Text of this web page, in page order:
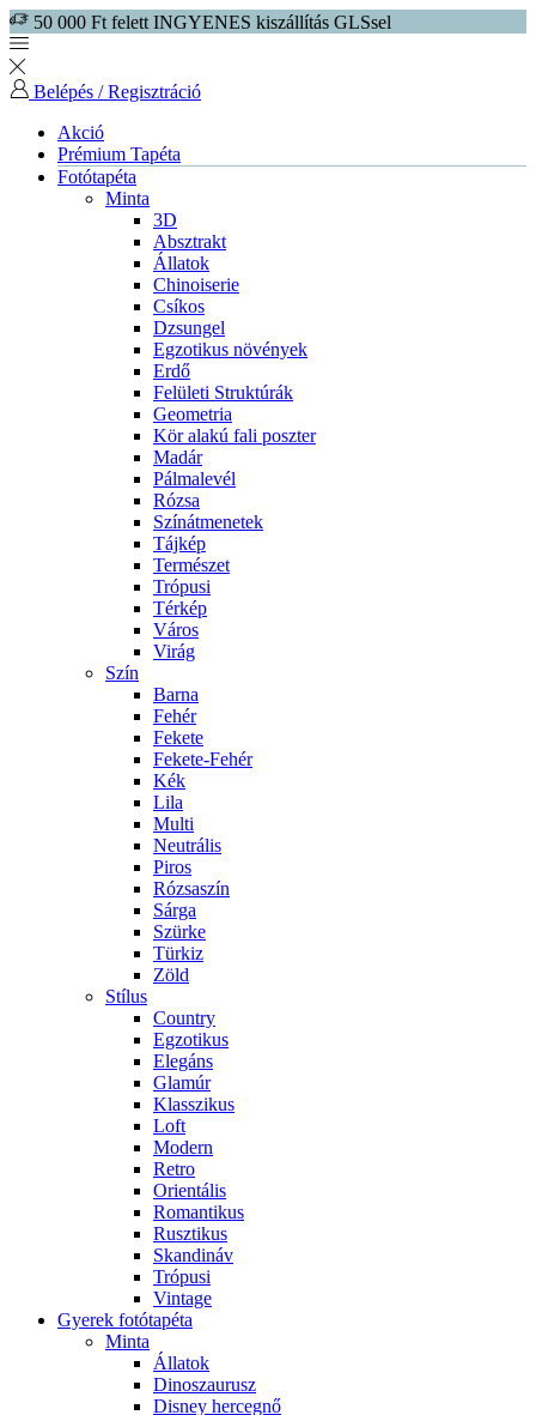
50 000 Ft felett INGYENES kiszállítás GLSsel
Belépés / Regisztráció
Akció
Prémium Tapéta
Fotótapéta
Minta
3D
Absztrakt
Állatok
Chinoiserie
Csíkos
Dzsungel
Egzotikus növények
Erdő
Felületi Struktúrák
Geometria
Kör alakú fali poszter
Madár
Pálmalevél
Rózsa
Színátmenetek
Tájkép
Természet
Trópusi
Térkép
Város
Virág
Szín
Barna
Fehér
Fekete
Fekete-Fehér
Kék
Lila
Multi
Neutrális
Piros
Rózsaszín
Sárga
Szürke
Türkiz
Zöld
Stílus
Country
Egzotikus
Elegáns
Glamúr
Klasszikus
Loft
Modern
Retro
Orientális
Romantikus
Rusztikus
Skandináv
Trópusi
Vintage
Gyerek fotótapéta
Minta
Állatok
Dinoszaurusz
Disney hercegnő